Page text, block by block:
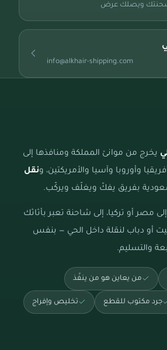
ويصلك عرض
info@alkhair-shipping.com
يخرج من موانئ المملكة ومنافذها إلى
وأوروبا وآسيا والأمريكتين، ونقل
بفريق يفكّ ويغلّف ويركّب.
مصر أو تركيا، إلى شاحنة تعبر بأثاثك
أو دباب لنقلة داخل الحي — بنفس
والتسليم.
من يعاين هو من ينفّذ
جرد مكتوب للقطع تخليص وإفراج